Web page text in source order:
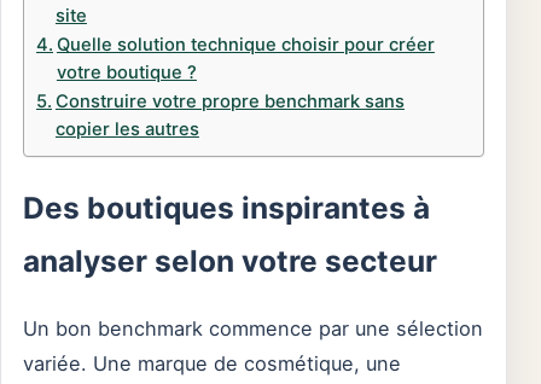
site
Quelle solution technique choisir pour créer
votre boutique ?
Construire votre propre benchmark sans
copier les autres
Des boutiques inspirantes à
analyser selon votre secteur
Un bon benchmark commence par une sélection
variée. Une marque de cosmétique, une